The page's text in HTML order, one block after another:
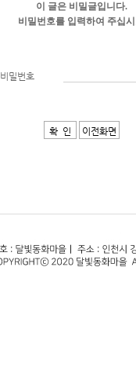
이 글은 비밀글입니다.
비밀번호를 입력하여 주십
비밀번호